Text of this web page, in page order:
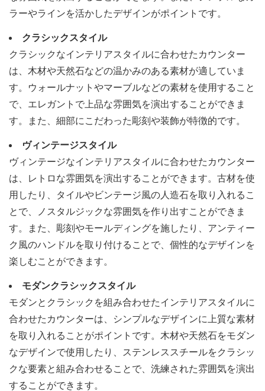
ラーやラインを活かしたデザインがポイントです。
クラシックスタイル
クラシックなインテリアスタイルに合わせたカウンター
は、木材や天然石などの温かみのある素材が適していま
す。ウォールナットやマーブルなどの素材を使用すること
で、エレガントで上品な雰囲気を演出することができま
す。また、細部にこだわった彫刻や装飾が特徴的です。
ヴィンテージスタイル
ヴィンテージなインテリアスタイルに合わせたカウンター
は、レトロな雰囲気を演出することができます。古材を使
用したり、タイルやビンテージ風の人造石を取り入れるこ
とで、ノスタルジックな雰囲気を作り出すことができま
す。また、彫刻やモールディングを施したり、アンティー
ク風のハンドルを取り付けることで、個性的なデザインを
楽しむことができます。
モダンクラシックスタイル
モダンとクラシックを組み合わせたインテリアスタイルに
合わせたカウンターは、シンプルなデザインに上質な素材
を取り入れることがポイントです。木材や天然石をモダン
なデザインで使用したり、ステンレススチールをクラシッ
クな要素と組み合わせることで、洗練された雰囲気を演出
することができます。